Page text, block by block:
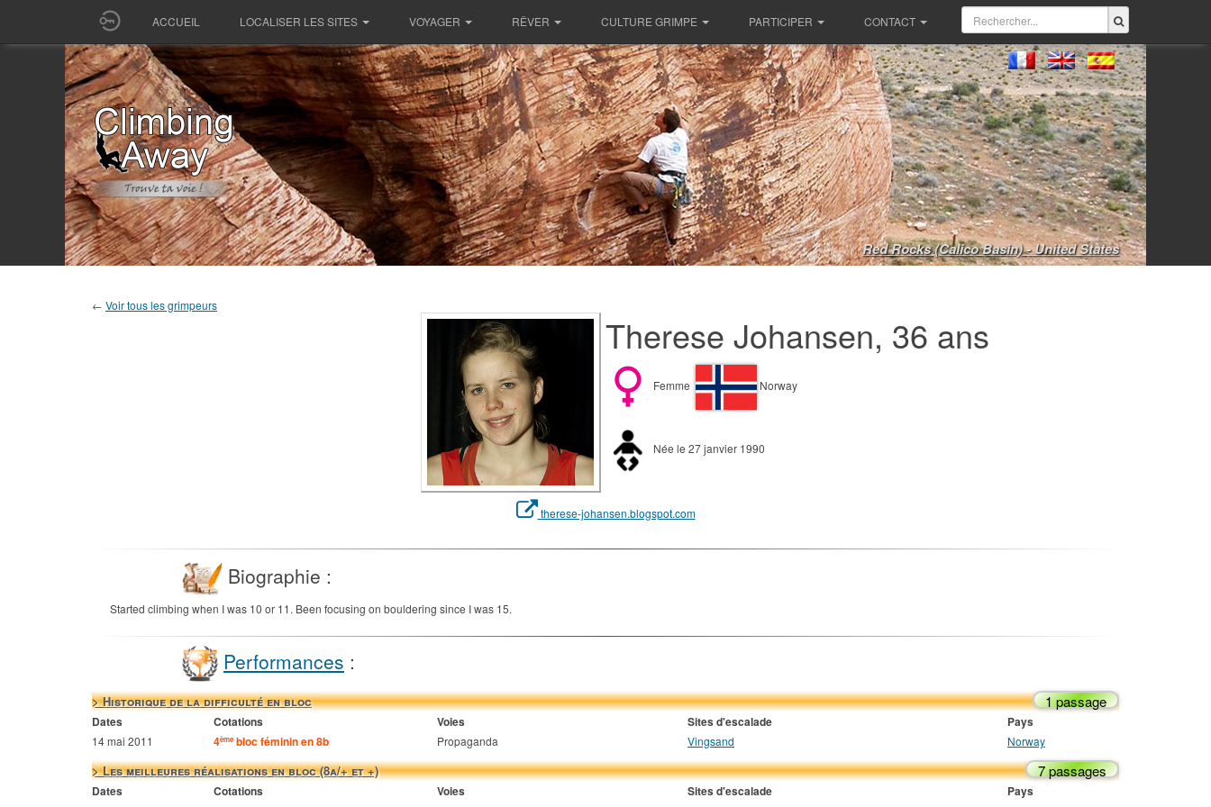
ACCUEIL LOCALISER LES SITES VOYAGER RÊVER CULTURE GRIMPE PARTICIPER CONTACT
Red Rocks (Calico Basin) - United States
← Voir tous les grimpeurs
Therese Johansen, 36 ans
Femme Norway
Née le 27 janvier 1990
therese-johansen.blogspot.com
Biographie :
Started climbing when I was 10 or 11. Been focusing on bouldering since I was 15.
Performances :
> Historique de la difficulté en bloc 1 passage
Dates Cotations Voies Sites d'escalade Pays
14 mai 2011 4èmebloc féminin en 8b Propaganda Vingsand Norway
> Les meilleures réalisations en bloc (8a/+ et +) 7 passages
Dates Cotations Voies Sites d'escalade Pays